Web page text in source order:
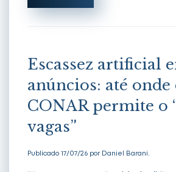
Escassez artificial
anúncios: até onde
CONAR permite o
vagas”
Publicado 17/07/26 por Daniel Barani.